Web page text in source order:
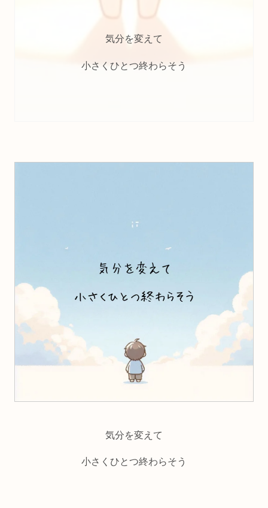
気分を変えて
小さくひとつ終わらそう
気分を変えて
小さくひとつ終わらそう